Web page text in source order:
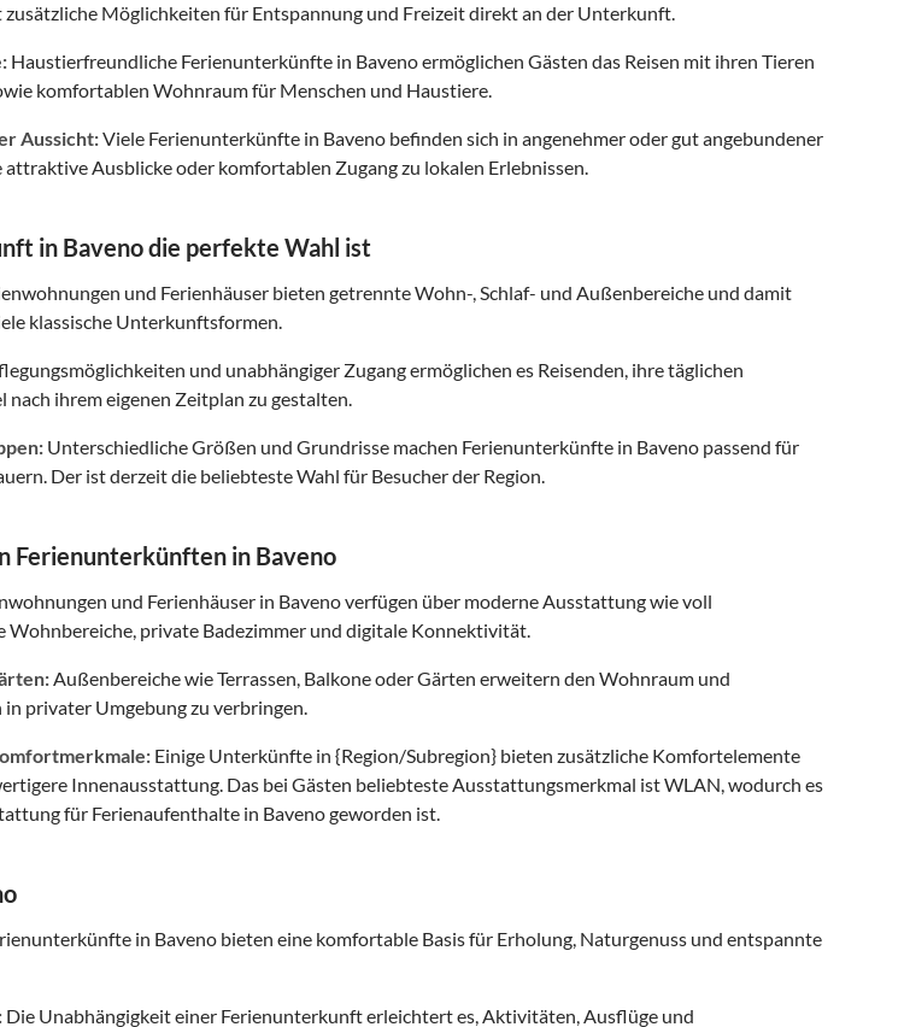
Möglichkeiten für Entspannung und Freizeit direkt an der Unterkunft.
Haustierfreundliche Ferienunterkünfte in Baveno ermöglichen Gästen das Reisen mit ihren Tieren
komfortablen Wohnraum für Menschen und Haustiere.
Aussicht:Viele Ferienunterkünfte in Baveno befinden sich in angenehmer oder gut angebundener
attraktive Ausblicke oder komfortablen Zugang zu lokalen Erlebnissen.
in Baveno die perfekte Wahl ist
und Ferienhäuser bieten getrennte Wohn-, Schlaf- und Außenbereiche und damit
klassische Unterkunftsformen.
und unabhängiger Zugang ermöglichen es Reisenden, ihre täglichen
ihrem eigenen Zeitplan zu gestalten.
Unterschiedliche Größen und Grundrisse machen Ferienunterkünfte in Baveno passend für
Der ist derzeit die beliebteste Wahl für Besucher der Region.
Ferienunterkünften in Baveno
und Ferienhäuser in Baveno verfügen über moderne Ausstattung wie voll
Wohnbereiche, private Badezimmer und digitale Konnektivität.
Außenbereiche wie Terrassen, Balkone oder Gärten erweitern den Wohnraum und
privater Umgebung zu verbringen.
Einige Unterkünfte in {Region/Subregion} bieten zusätzliche Komfortelemente
Innenausstattung. Das bei Gästen beliebteste Ausstattungsmerkmal ist WLAN, wodurch es
für Ferienaufenthalte in Baveno geworden ist.
in Baveno bieten eine komfortable Basis für Erholung, Naturgenuss und entspannte
Die Unabhängigkeit einer Ferienunterkunft erleichtert es, Aktivitäten, Ausflüge und